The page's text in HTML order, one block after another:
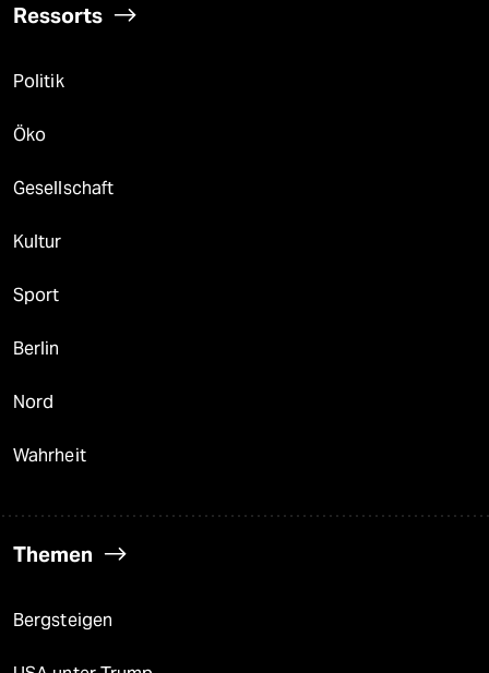
Ressorts
Politik
Öko
Gesellschaft
Kultur
Sport
Berlin
Nord
Wahrheit
Themen
Bergsteigen